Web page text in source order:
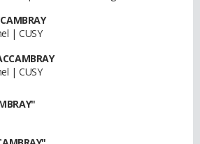
| CUSY
| CUSY